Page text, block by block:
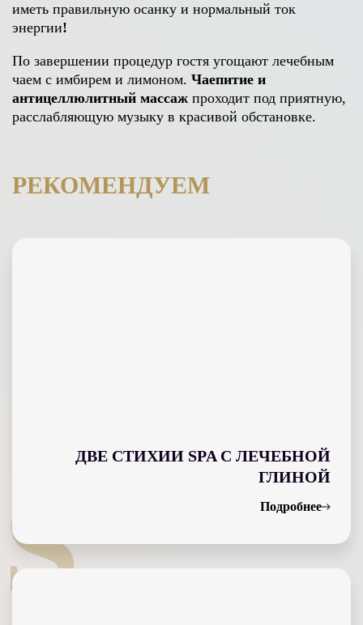
S
иметь правильную осанку и нормальный ток
энергии!
По завершении процедур гостя угощают лечебным
чаем с имбирем и лимоном. Чаепитие и
антицеллюлитный массаж проходит под приятную,
расслабляющую музыку в красивой обстановке.
РЕКОМЕНДУЕМ
ДВЕ СТИХИИ SPA С ЛЕЧЕБНОЙ
ГЛИНОЙ
Подробнее